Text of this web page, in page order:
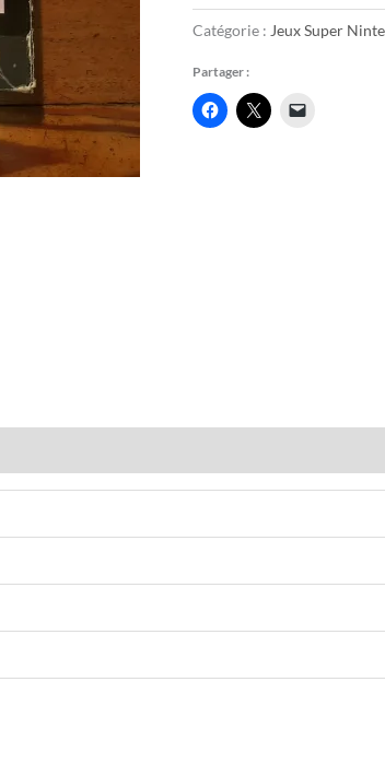
Catégorie : Jeux Super
Partager :